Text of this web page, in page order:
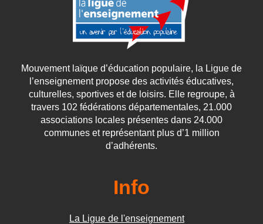
Mouvement laïque d’éducation populaire, la Ligue de
l’enseignement propose des activités éducatives,
culturelles, sportives et de loisirs. Elle regroupe, à
travers 102 fédérations départementales, 21.000
associations locales présentes dans 24.000
communes et représentant plus d’1 million
d’adhérents.
Info
La Ligue de l'enseignement